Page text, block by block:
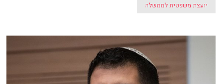
יועצת משפטית לממשלה